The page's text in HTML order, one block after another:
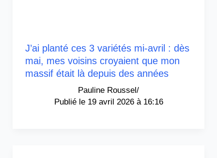
J’ai planté ces 3 variétés mi-avril : dès
mai, mes voisins croyaient que mon
massif était là depuis des années
Pauline Roussel/
19 avril 2026 à 16:16